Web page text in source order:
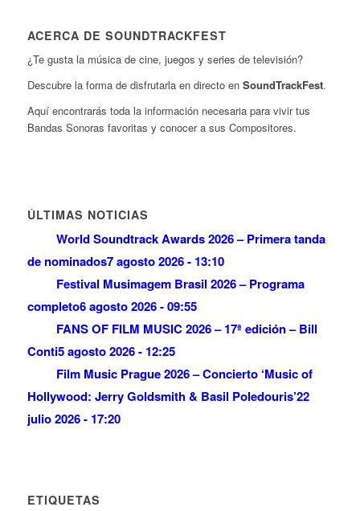
ACERCA DE SOUNDTRACKFEST
¿Te gusta la música de cine, juegos y series de televisión?
Descubre la forma de disfrutarla en directo en SoundTrackFest.
Aquí encontrarás toda la información necesaria para vivir tus
Bandas Sonoras favoritas y conocer a sus Compositores.
ÚLTIMAS NOTICIAS
World Soundtrack Awards 2026 – Primera tanda
de nominados7 agosto 2026 - 13:10
Festival Musimagem Brasil 2026 – Programa
completo6 agosto 2026 - 09:55
FANS OF FILM MUSIC 2026 – 17ª edición – Bill
Conti5 agosto 2026 - 12:25
Film Music Prague 2026 – Concierto ‘Music of
Hollywood: Jerry Goldsmith & Basil Poledouris’22
julio 2026 - 17:20
ETIQUETAS